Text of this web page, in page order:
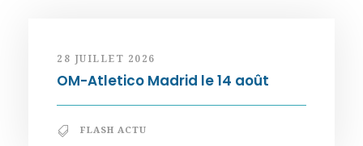
28 JUILLET 2026
OM-Atletico Madrid le 14 août
FLASH ACTU